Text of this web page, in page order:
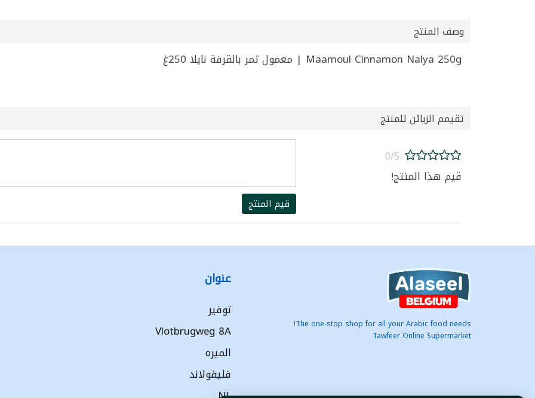
وصف المنتج
Maamoul Cinnamon Nalya 250g | معمول تمر بالقرفة نايلا 250غ
تقيمم الزبائن للمنتج
0/5
قيم هذا المنتج!
قيم المنتج
The one-stop shop for all your Arabic food needs!
Tawfeer Online Supermarket
عنوان
توفير
Vlotbrugweg 8A
الميره
فليفولاند